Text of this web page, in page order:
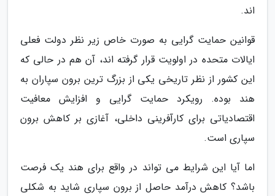
اند.
قوانین حمایت گرایی به صورت خاص زیر نظر دولت فعلی
ایالات متحده در اولویت قرار گرفته اند، آن هم در حالی که
این کشور از نظر تاریخی یکی از بزرگ ترین برون سپاران به
هند بوده. رویکرد حمایت گرایی و افزایش معافیت
اقتصادیاتی برای کارآفرینی داخلی، آغازی بر کاهش برون
سپاری است.
اما آیا این شرایط می تواند در واقع برای هند یک فرصت
باشد؟ کاهش درآمد حاصل از برون سپاری شاید به شکلی